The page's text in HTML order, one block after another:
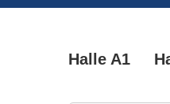
Halle A1